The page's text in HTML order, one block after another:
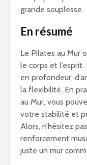
grande souplesse.
En résumé
Le Pilates au Mur
le corps et
en profondeur,
la flexibilité. En
au Mur, vous
votre stabilité et
Alors, n’hésitez
renforcement
juste un mur